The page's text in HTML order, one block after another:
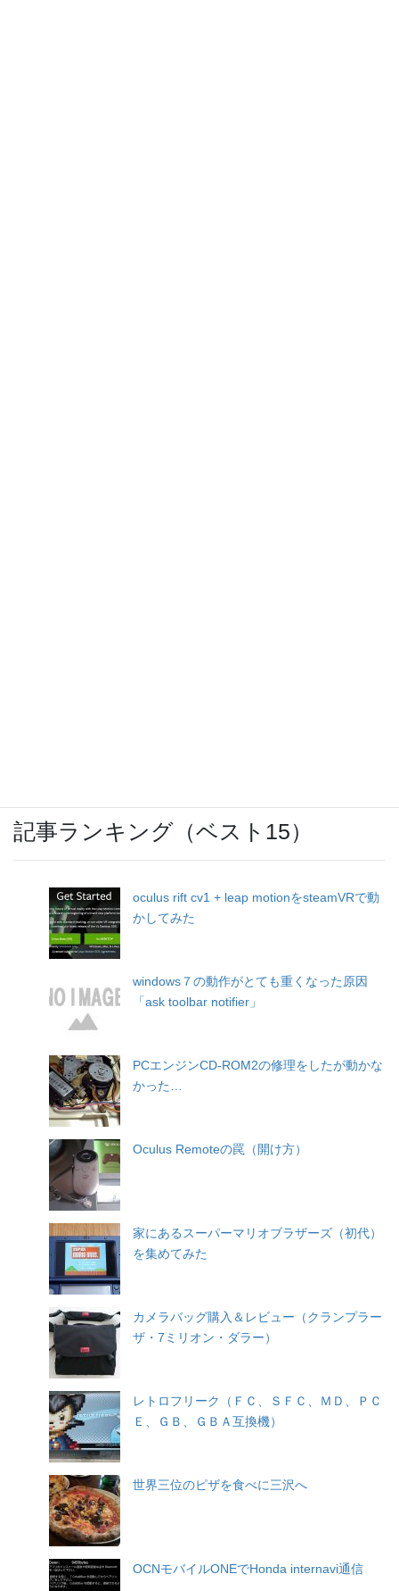
記事ランキング（ベスト15）
oculus rift cv1 + leap motionをsteamVRで動
かしてみた
windows７の動作がとても重くなった原因
「ask toolbar notifier」
PCエンジンCD-ROM2の修理をしたが動かな
かった…
Oculus Remoteの罠（開け方）
家にあるスーパーマリオブラザーズ（初代）
を集めてみた
カメラバッグ購入＆レビュー（クランプラー
ザ・7ミリオン・ダラー）
レトロフリーク（ＦＣ、ＳＦＣ、ＭＤ、ＰＣ
Ｅ、ＧＢ、ＧＢＡ互換機）
世界三位のピザを食べに三沢へ
OCNモバイルONEでHonda internavi通信